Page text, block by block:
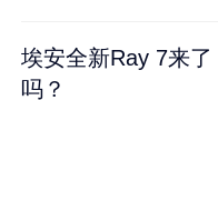
埃安全新Ray 7来
吗？